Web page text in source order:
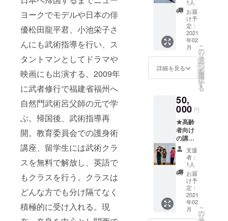
ヨークでモデルや日本の俳
優松田龍平君、小池栄子さ
んにも武術指導を行い、ス
タントマンとしてドラマや
映画にも出演する。2009年
に武者修行で福建省福州へ
自然門武術呂父師の元で学
ぶ。帰国後、武術指導再
開。教育委員会での護身術
講座、留学生には武術クラ
スを無料で解放し、英語で
もクラスを行う。クラスは
どんな方でも分け隔てなく
積極的に受け入れる。現
遠方の
方は、
ご相談
して下
さい。
交通費
や滞在
費はお
支払い
できま
せんの
承くだ
さい 関
体験講
座の場
合はご
連絡下
さい。
☆日本
国内で
した
ら、ど
こでも
参りま
すが、
関西圏
以外の
遠方の
援者の
交通費
や滞在
費はお
支払い
できま
せんの
卒ご了
承くだ
外での
体験講
座の場
合はご
連絡下
さい。
☆日本
国内で
した
ら、ど
こでも
参りま
すが、
関西圏
す) ＊場
所 (会場
は阿倍
野ス
ポーツ
セン
ター、
木津川
市いず
書会館
など予
定) ＊支
援者の
交通費
や滞在
費はお
支払い
できま
せんの
で、何
卒ご了
承くだ
さい
メン
トール
（薄
荷） ・
ウイン
ターグ
リーン
オイル
カンフ
ル（樟
ラベン
ダーオ
イル
「法令
に基づ
く医
療、診
療行為
ではご
ざいま
せん。
効果に
まと楽
しんで
学ぶ講
座で
す。ヨ
ガやダ
ンスに
ないス
トレッ
みて下
さい。
ご要望
に添え
ます。
★複数
名での
参加可
能です
★講座
時間は2
時間程
度の予
定 ★20
名以上
1人
お届
け予
定：
2021
年02
月
詳細を見る
こ
の
リ
タ
ー
ン
を
選
択
す
る
50,
000 円
★高齢
者向け
の講座
★若年
認知症
の方向
け講座
★障害
のある
方の講
者、若
支援
者：
1人
お届
け予
定：
2021
年02
月
こ
の
リ